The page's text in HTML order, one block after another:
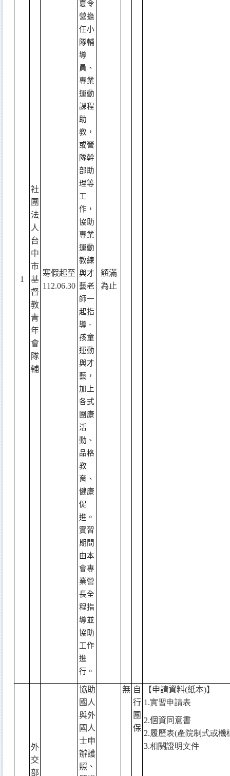
1
社
團
法
人
台
中
市
基
督
教
青
年
會
隊
輔
寒假起至
112.06.30
夏令
營擔
任小
隊輔
導
員、
專業
運動
課程
助
教，
或營
隊幹
部助
理等
工
作，
協助
專業
運動
教練
與才
藝老
師一
起指
導 -
孩童
運動
與才
藝，
加上
各式
團康
活
動、
品格
教
育、
健康
促
進。
實習
期間
由本
會專
業營
長全
程指
導並
協助
工作
進
行。
額滿
為止
外
交
部
協助
國人
與外
國人
士申
辦護
照、
無 自
行
團
保
【申請資料(紙本)】
1.實習申請表
2.個資同意書
2.履歷表(產院制式或機
3.相關證明文件